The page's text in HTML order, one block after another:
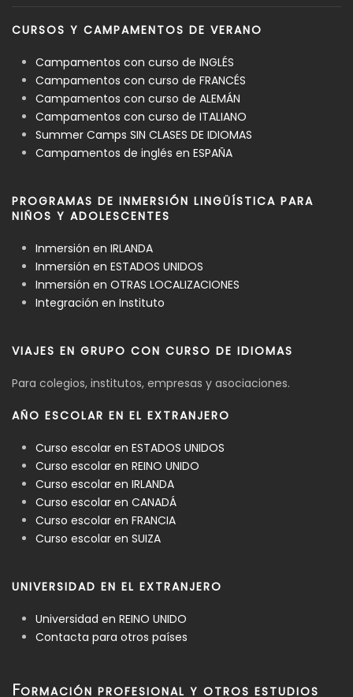
CURSOS Y CAMPAMENTOS DE VERANO
Campamentos con curso de INGLÉS
Campamentos con curso de FRANCÉS
Campamentos con curso de ALEMÁN
Campamentos con curso de ITALIANO
Summer Camps SIN CLASES DE IDIOMAS
Campamentos de inglés en ESPAÑA
PROGRAMAS DE INMERSIÓN LINGÜÍSTICA PARA
NIÑOS Y ADOLESCENTES
Inmersión en IRLANDA
Inmersión en ESTADOS UNIDOS
Inmersión en OTRAS LOCALIZACIONES
Integración en Instituto
VIAJES EN GRUPO CON CURSO DE IDIOMAS
Para colegios, institutos, empresas y asociaciones.
AÑO ESCOLAR EN EL EXTRANJERO
Curso escolar en ESTADOS UNIDOS
Curso escolar en REINO UNIDO
Curso escolar en IRLANDA
Curso escolar en CANADÁ
Curso escolar en FRANCIA
Curso escolar en SUIZA
UNIVERSIDAD EN EL EXTRANJERO
Universidad en REINO UNIDO
Contacta para otros países
FORMACIÓN PROFESIONAL Y OTROS ESTUDIOS